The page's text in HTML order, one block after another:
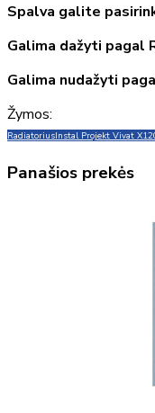
Spalva galite
Galima dažyti pagal
Galima nudažyti
Žymos:
RadiatoriusInstal Projekt Vivat X
Panašios prekės